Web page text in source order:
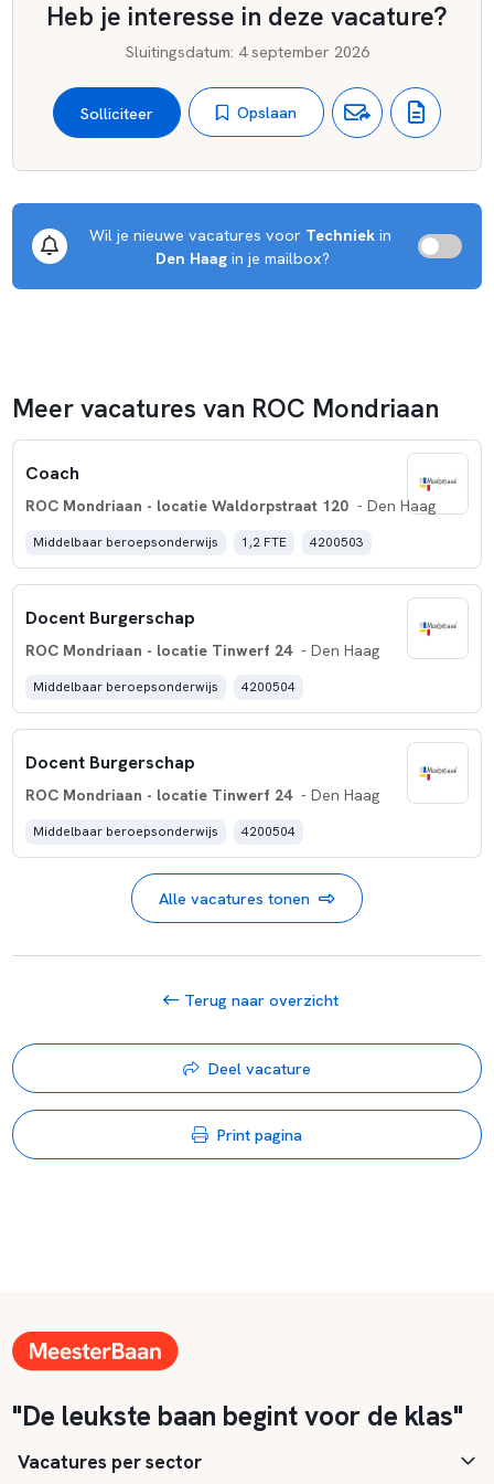
Heb je interesse in deze vacature?
Sluitingsdatum: 4 september 2026
Solliciteer Opslaan
Wil je nieuwe vacatures voor Techniek in
Den Haag in je mailbox?
Meer vacatures van ROC Mondriaan
Coach
ROC Mondriaan - locatie Waldorpstraat 120 - Den Haag
Middelbaar beroepsonderwijs 1,2 FTE 4200503
Docent Burgerschap
ROC Mondriaan - locatie Tinwerf 24 - Den Haag
Middelbaar beroepsonderwijs 4200504
Docent Burgerschap
ROC Mondriaan - locatie Tinwerf 24 - Den Haag
Middelbaar beroepsonderwijs 4200504
Alle vacatures tonen
Terug naar overzicht
Deel vacature
Print pagina
"De leukste baan begint voor de klas"
Vacatures per sector